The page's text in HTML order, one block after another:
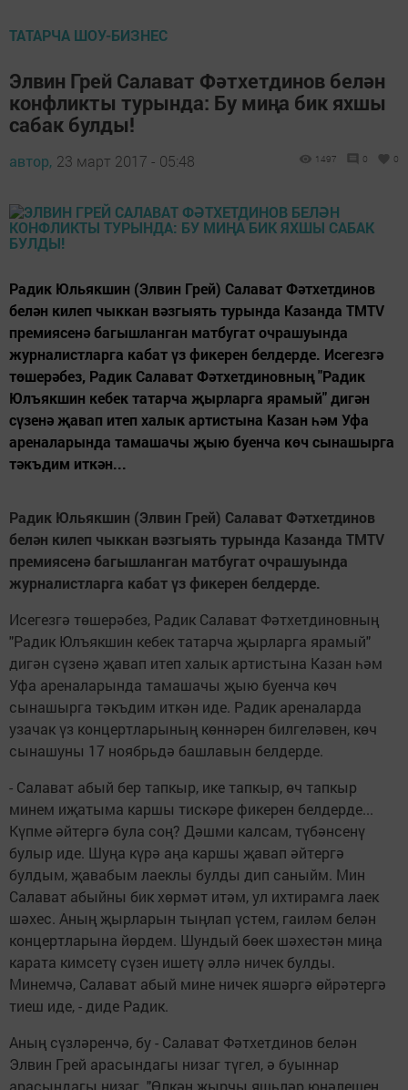
ТАТАРЧА ШОУ-БИЗНЕС
Элвин Грей Салават Фәтхетдинов белән
конфликты турында: Бу миңа бик яхшы
сабак булды!
автор, 23 март 2017 - 05:48 1497 0 0
Радик Юльякшин (Элвин Грей) Салават Фәтхетдинов
белән килеп чыккан вәзгыять турында Казанда TMTV
премиясенә багышланган матбугат очрашуында
журналистларга кабат үз фикерен белдерде. Исегезгә
төшерәбез, Радик Салават Фәтхетдиновның "Радик
Юлъякшин кебек татарча җырларга ярамый" дигән
сүзенә җавап итеп халык артистына Казан һәм Уфа
ареналарында тамашачы җыю буенча көч сынашырга
тәкъдим иткән...
Радик Юльякшин (Элвин Грей) Салават Фәтхетдинов
белән килеп чыккан вәзгыять турында Казанда TMTV
премиясенә багышланган матбугат очрашуында
журналистларга кабат үз фикерен белдерде.
Исегезгә төшерәбез, Радик Салават Фәтхетдиновның
"Радик Юлъякшин кебек татарча җырларга ярамый"
дигән сүзенә җавап итеп халык артистына Казан һәм
Уфа ареналарында тамашачы җыю буенча көч
сынашырга тәкъдим иткән иде. Радик ареналарда
узачак үз концертларының көннәрен билгеләвен, көч
сынашуны 17 ноябрьдә башлавын белдерде.
- Салават абый бер тапкыр, ике тапкыр, өч тапкыр
минем иҗатыма каршы тискәре фикерен белдерде...
Күпме әйтергә була соң? Дәшми калсам, түбәнсенү
булыр иде. Шуңа күрә аңа каршы җавап әйтергә
булдым, җавабым лаеклы булды дип саныйм. Мин
Салават абыйны бик хөрмәт итәм, ул ихтирамга лаек
шәхес. Аның җырларын тыңлап үстем, гаиләм белән
концертларына йөрдем. Шундый бөек шәхестән миңа
карата кимсетү сүзен ишетү әллә ничек булды.
Минемчә, Салават абый мине ничек яшәргә өйрәтергә
тиеш иде, - диде Радик.
Аның сүзләренчә, бу - Салават Фәтхетдинов белән
Элвин Грей арасындагы низаг түгел, ә буыннар
арасындагы низаг. "Өлкән җырчы яшьләр юнәлешен